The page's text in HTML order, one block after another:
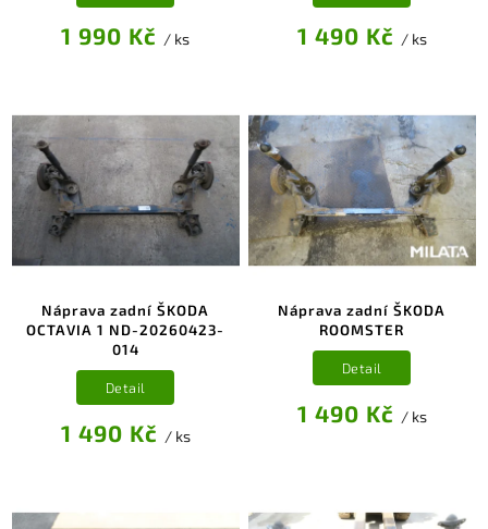
1 990 Kč / ks 1 490 Kč / ks
Náprava zadní ŠKODA
OCTAVIA 1 ND-20260423-
014
1 490 Kč / ks
Detail
Náprava zadní ŠKODA
ROOMSTER
1 490 Kč / ks
Detail